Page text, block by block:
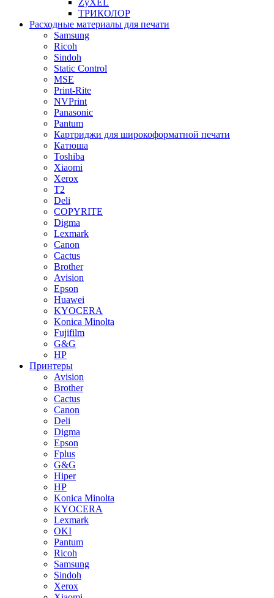
ZyXEL
ТРИКОЛОР
Расходные материалы для печати
Samsung
Ricoh
Sindoh
Static Control
MSE
Print-Rite
NVPrint
Panasonic
Pantum
Картриджи для широкоформатной печати
Катюша
Toshiba
Xiaomi
Xerox
T2
Deli
COPYRITE
Digma
Lexmark
Canon
Cactus
Brother
Avision
Epson
Huawei
KYOCERA
Konica Minolta
Fujifilm
G&G
HP
Принтеры
Avision
Brother
Cactus
Canon
Deli
Digma
Epson
Fplus
G&G
Hiper
HP
Konica Minolta
KYOCERA
Lexmark
OKI
Pantum
Ricoh
Samsung
Sindoh
Xerox